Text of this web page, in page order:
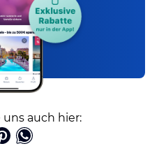
uns auch hier: